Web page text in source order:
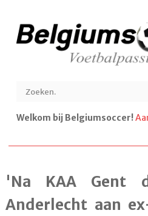
Welkom bij Belgiumsoccer!
'Na KAA Gent
Anderlecht aan